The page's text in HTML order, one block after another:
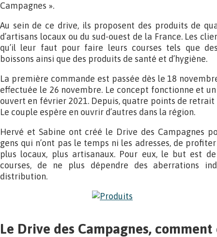
Campagnes ».
Au sein de ce drive, ils proposent des produits de
d’artisans locaux ou du sud-ouest de la France. Les
qu’il leur faut pour faire leurs courses tels que
boissons ainsi que des produits de santé et d’hygiène.
La première commande est passée dès le 18
effectuée le 26 novembre. Le concept fonctionne et
ouvert en février 2021. Depuis, quatre points de retrait
Le couple espère en ouvrir d’autres dans la région.
Hervé et Sabine ont créé le Drive des Campagnes
gens qui n’ont pas le temps ni les adresses, de
plus locaux, plus artisanaux. Pour eux, le but est
courses, de ne plus dépendre des aberrations
distribution.
Le Drive des Campagnes, comment